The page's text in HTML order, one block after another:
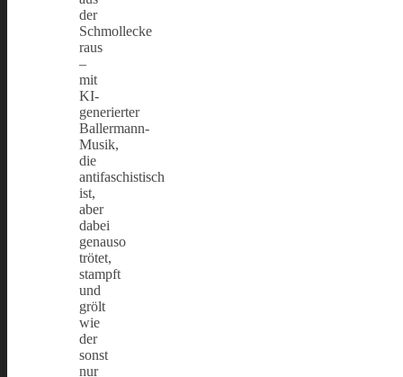
der
Schmollecke
raus
–
mit
KI-
generierter
Ballermann-
Musik,
die
antifaschistisch
ist,
aber
dabei
genauso
trötet,
stampft
und
grölt
wie
der
sonst
nur